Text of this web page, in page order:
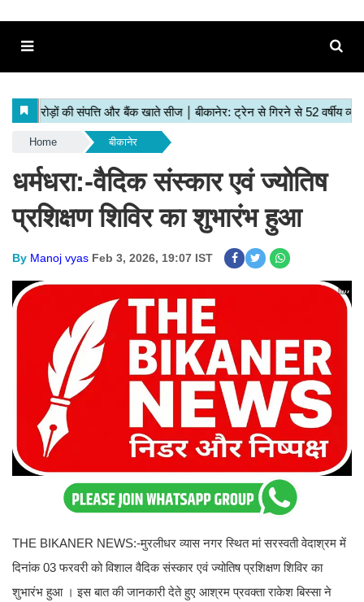
Home बीकानेर
धर्मधरा:-वैदिक संस्कार एवं ज्योतिष
प्रशिक्षण शिविर का शुभारंभ हुआ
By Manoj vyas Feb 3, 2026, 19:07 IST
THE BIKANER NEWS:-मुरलीधर व्यास नगर स्थित मां सरस्वती वेदाश्रम में
दिनांक 03 फरवरी को विशाल वैदिक संस्कार एवं ज्योतिष प्रशिक्षण शिविर का
शुभारंभ हुआ । इस बात की जानकारी देते हुए आश्रम प्रवक्ता राकेश बिस्सा ने